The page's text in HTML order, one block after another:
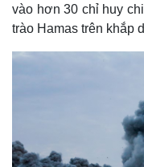
vào hơn 30 chỉ huy
trào Hamas trên khắp